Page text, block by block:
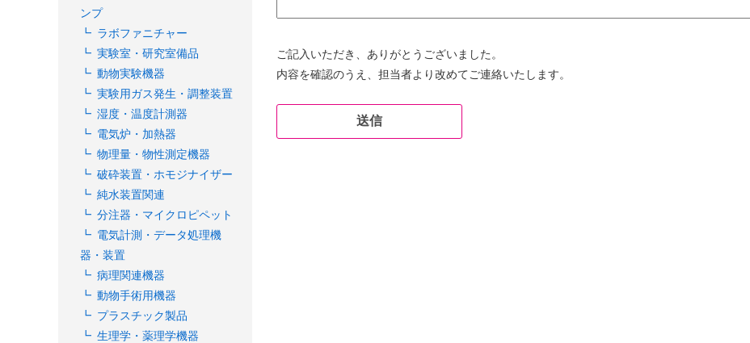
ンプ
ラボファニチャー
実験室・研究室備品
動物実験機器
実験用ガス発生・調整装置
湿度・温度計測器
電気炉・加熱器
物理量・物性測定機器
破砕装置・ホモジナイザー
純水装置関連
分注器・マイクロピペット
電気計測・データ処理機
器・装置
病理関連機器
動物手術用機器
プラスチック製品
生理学・薬理学機器
ご記入いただき、ありがとうございました。
内容を確認のうえ、担当者より改めてご連絡いたします。